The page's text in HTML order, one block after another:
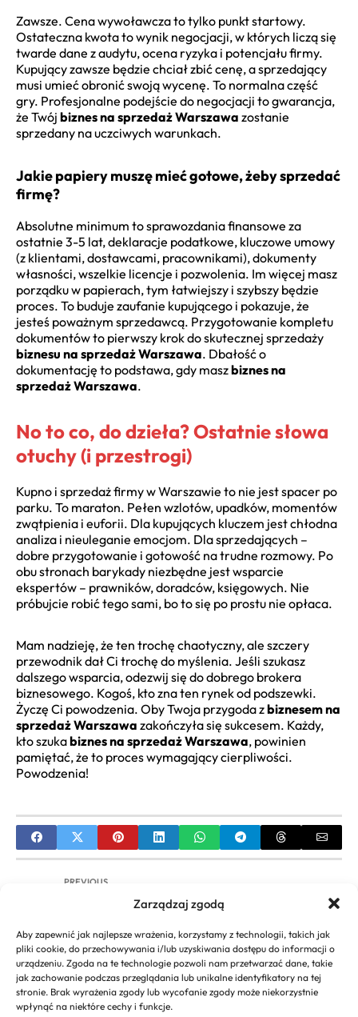
Zarządzaj zgodą
Aby zapewnić jak najlepsze wrażenia, korzystamy z technologii, takich jak
pliki cookie, do przechowywania i/lub uzyskiwania dostępu do informacji o
urządzeniu. Zgoda na te technologie pozwoli nam przetwarzać dane, takie
jak zachowanie podczas przeglądania lub unikalne identyfikatory na tej
stronie. Brak wyrażenia zgody lub wycofanie zgody może niekorzystnie
wpłynąć na niektóre cechy i funkcje.
Zawsze. Cena wywoławcza to tylko punkt startowy.
Ostateczna kwota to wynik negocjacji, w których liczą się
twarde dane z audytu, ocena ryzyka i potencjału firmy.
Kupujący zawsze będzie chciał zbić cenę, a sprzedający
musi umieć obronić swoją wycenę. To normalna część
gry. Profesjonalne podejście do negocjacji to gwarancja,
że Twój biznes na sprzedaż Warszawa zostanie
sprzedany na uczciwych warunkach.
Jakie papiery muszę mieć gotowe, żeby sprzedać
firmę?
Absolutne minimum to sprawozdania finansowe za
ostatnie 3-5 lat, deklaracje podatkowe, kluczowe umowy
(z klientami, dostawcami, pracownikami), dokumenty
własności, wszelkie licencje i pozwolenia. Im więcej masz
porządku w papierach, tym łatwiejszy i szybszy będzie
proces. To buduje zaufanie kupującego i pokazuje, że
jesteś poważnym sprzedawcą. Przygotowanie kompletu
dokumentów to pierwszy krok do skutecznej sprzedaży
biznesu na sprzedaż Warszawa. Dbałość o
dokumentację to podstawa, gdy maszbiznes na
sprzedaż Warszawa.
No to co, do dzieła? Ostatnie słowa
otuchy (i przestrogi)
Kupno i sprzedaż firmy w Warszawie to nie jest spacer po
parku. To maraton. Pełen wzlotów, upadków, momentów
zwątpienia i euforii. Dla kupujących kluczem jest chłodna
analiza i nieuleganie emocjom. Dla sprzedających –
dobre przygotowanie i gotowość na trudne rozmowy. Po
obu stronach barykady niezbędne jest wsparcie
ekspertów – prawników, doradców, księgowych. Nie
próbujcie robić tego sami, bo to się po prostu nie opłaca.
Mam nadzieję, że ten trochę chaotyczny, ale szczery
przewodnik dał Ci trochę do myślenia. Jeśli szukasz
dalszego wsparcia, odezwij się do dobrego brokera
biznesowego. Kogoś, kto zna ten rynek od podszewki.
Życzę Ci powodzenia. Oby Twoja przygoda zbiznesem na
sprzedaż Warszawa zakończyła się sukcesem. Każdy,
kto szukabiznes na sprzedaż Warszawa, powinien
pamiętać, że to proces wymagający cierpliwości.
Powodzenia!
PREVIOUS
Pomysły na Biznes XXI Wieku: Innowacje, Trendy &
NEXT
Biznes Plan Sala Zabaw dla Dzieci – Kompletny
Przewodnik Krok po Kroku